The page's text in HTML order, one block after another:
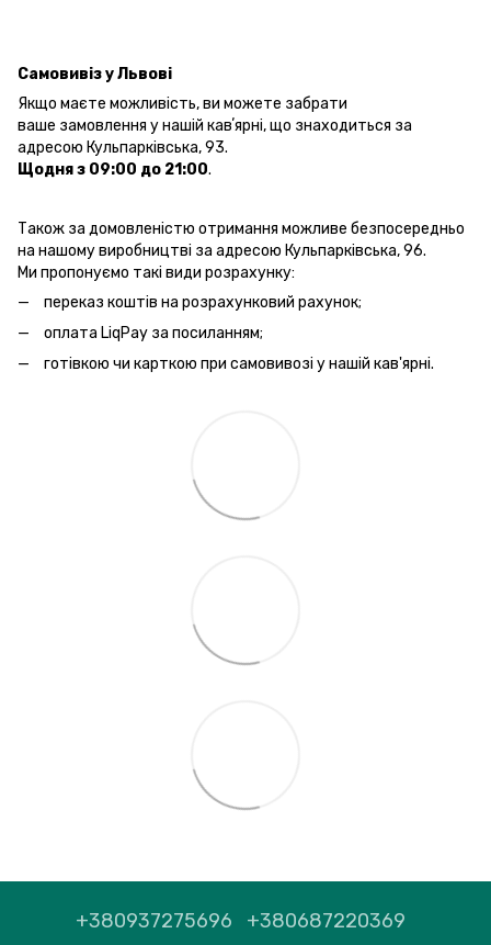
Самовивіз у Львові
Якщо маєте можливість, ви можете забрати
ваше замовлення у нашій кавʼярні, що знаходиться за
адресою Кульпарківська, 93.
Щодня з 09:00 до 21:00.
Також за домовленістю отримання можливе безпосередньо
на нашому виробництві за адресою Кульпарківська, 96.
Ми пропонуємо такі види розрахунку:
переказ коштів на розрахунковий рахунок;
оплата LiqPay за посиланням;
готівкою чи карткою при самовивозі у нашій кав'ярні.
+380937275696 +380687220369